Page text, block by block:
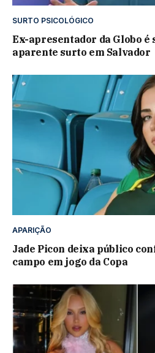
SURTO PSICOLÓGICO
Ex-apresentador da Globo é
aparente surto em Salvador
APARIÇÃO
Jade Picon deixa público
campo em jogo da Copa